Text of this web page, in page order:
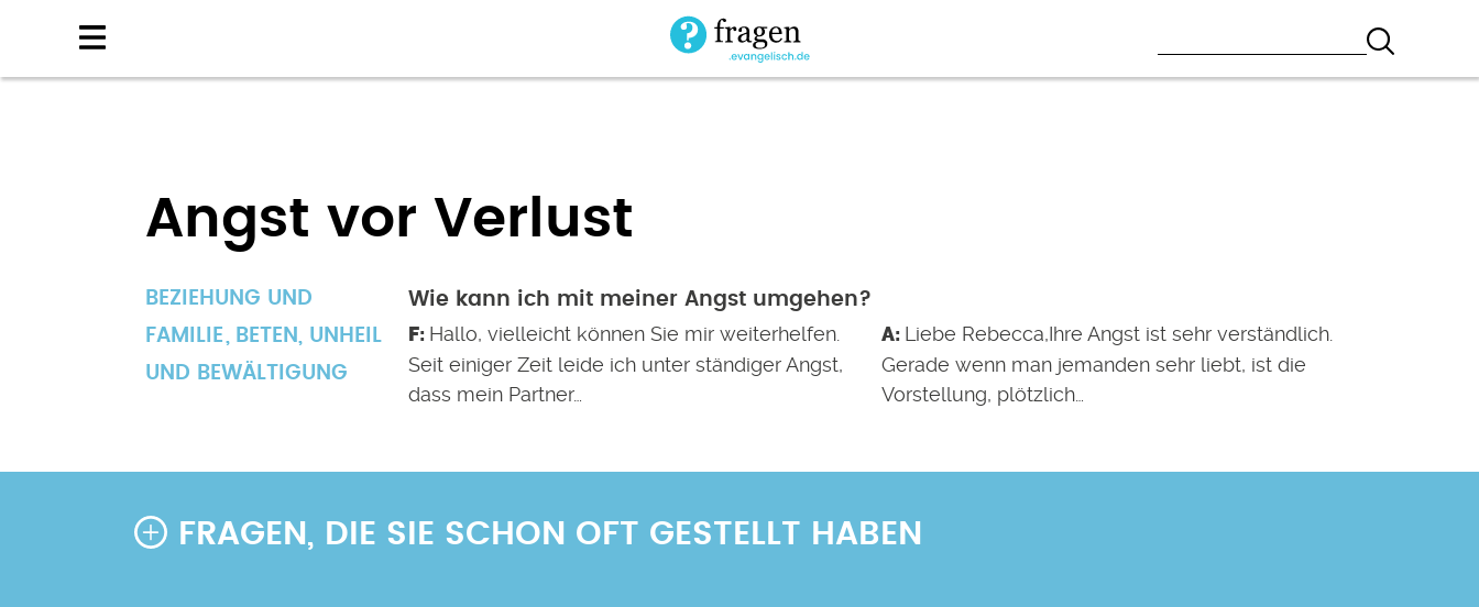
Angst vor Verlust
BEZIEHUNG UND
FAMILIE
BETEN , UNHEIL
UND BEWÄLTIGUNG
Wie kann ich mit meiner Angst umgehen?
Hallo, vielleicht können Sie mir weiterhelfen.
Seit einiger Zeit leide ich unter ständiger Angst,
dass mein Partner…
Liebe Rebecca,Ihre Angst ist sehr verständlich.
Gerade wenn man jemanden sehr liebt, ist die
Vorstellung, plötzlich…
FRAGEN, DIE SIE SCHON OFT GESTELLT HABEN